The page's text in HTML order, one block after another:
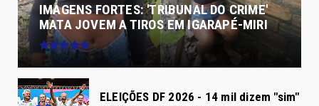
IMAGENS FORTES: 'TRIBUNAL DO CRIME'
MATA JOVEM A TIROS EM IGARAPÉ-MIRI
ELEIÇÕES DF 2026 - 14 mil dizem "sim"